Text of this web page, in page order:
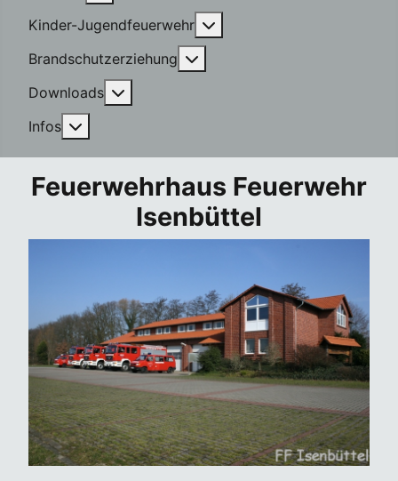
Kinder-Jugendfeuerwehr
Brandschutzerziehung
Downloads
Infos
Feuerwehrhaus Feuerwehr
Isenbüttel